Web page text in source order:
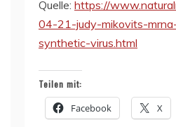
Quelle: https://
04-21-judy-mikovits-
synthetic-virus.html
Teilen mit:
Facebook X